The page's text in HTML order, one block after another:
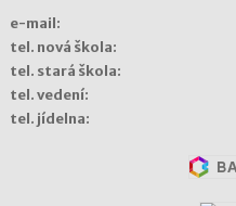
e-mail:
tel. nová škola:
tel. stará škola:
tel. vedení:
tel. jídelna: